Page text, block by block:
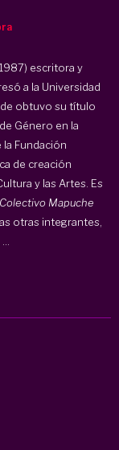
escritora y
a la Universidad
obtuvo su título
Género en la
la Fundación
de creación
y las Artes. Es
Colectivo Mapuche
otras integrantes,